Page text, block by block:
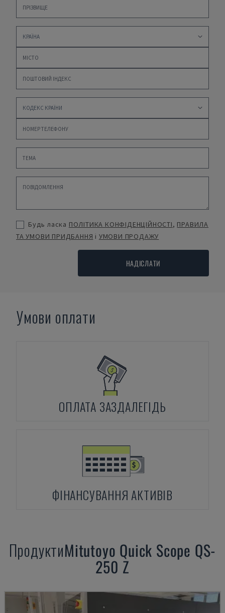
Будь ласка ПОЛІТИКА КОНФІДЕНЦІЙНОСТІ, ПРАВИЛА
ТА УМОВИ ПРИДБАННЯ і УМОВИ ПРОДАЖУ
НАДІСЛАТИ
Умови оплати
ОПЛАТА ЗАЗДАЛЕГІДЬ
ФІНАНСУВАННЯ АКТИВІВ
ПродуктиMitutoyo Quick Scope QS-
250 Z